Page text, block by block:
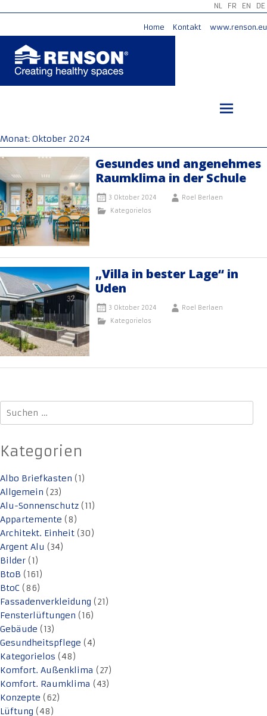
NL FR EN DE
Home Kontakt www.renson.eu
Monat: Oktober 2024
Gesundes und angenehmes
Raumklima in der Schule
3 Oktober 2024
Roel Berlaen
Kategorielos
„Villa in bester Lage“ in
Uden
3 Oktober 2024
Roel Berlaen
Kategorielos
Suchen
nach:
Kategorien
Albo Briefkasten (1)
Allgemein (23)
Alu-Sonnenschutz (11)
Appartemente (8)
Architekt. Einheit (30)
Argent Alu (34)
Bilder (1)
BtoB (161)
BtoC (86)
Fassadenverkleidung (21)
Fensterlüftungen (16)
Gebäude (13)
Gesundheitspflege (4)
Kategorielos (48)
Komfort. Außenklima (27)
Komfort. Raumklima (43)
Konzepte (62)
Lüftung (48)